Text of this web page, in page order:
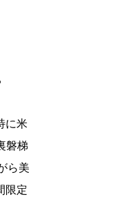
に米
磐梯
ら美
限定